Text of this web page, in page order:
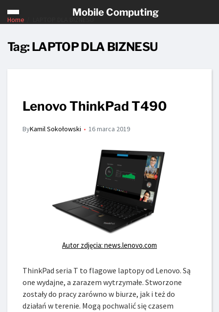
Mobile Computing
Home
Tag: LAPTOP DLA BIZNESU
Lenovo ThinkPad T490
ByKamil Sokołowski 16 marca 2019
Autor zdjęcia: news.lenovo.com
ThinkPad seria T to flagowe laptopy od Lenovo. Są
one wydajne, a zarazem wytrzymałe. Stworzone
zostały do pracy zarówno w biurze, jak i też do
działań w terenie. Mogą pochwalić się czasem